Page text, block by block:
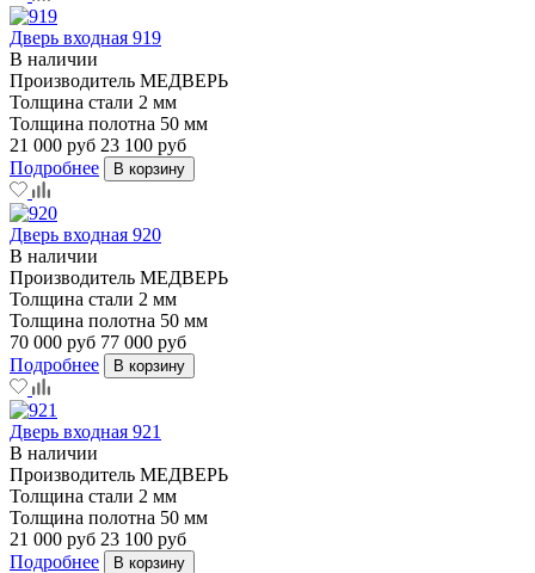
Дверь входная 919
В наличии
Производитель МЕДВЕРЬ
Толщина стали 2 мм
Толщина полотна 50 мм
21 000 руб 23 100 руб
Подробнее
В корзину
Дверь входная 920
В наличии
Производитель МЕДВЕРЬ
Толщина стали 2 мм
Толщина полотна 50 мм
70 000 руб 77 000 руб
Подробнее
В корзину
Дверь входная 921
В наличии
Производитель МЕДВЕРЬ
Толщина стали 2 мм
Толщина полотна 50 мм
21 000 руб 23 100 руб
Подробнее
В корзину